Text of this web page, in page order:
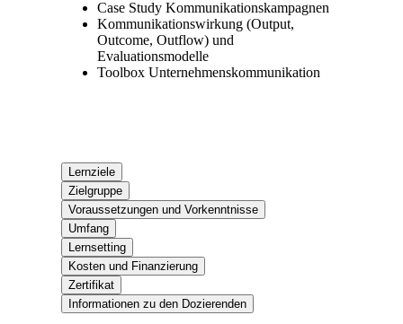
Case Study Kommunikationskampagnen
Kommunikationswirkung (Output,
Outcome, Outflow) und
Evaluationsmodelle
Toolbox Unternehmenskommunikation
Lernziele
Zielgruppe
Voraussetzungen und Vorkenntnisse
Umfang
Lernsetting
Kosten und Finanzierung
Zertifikat
Informationen zu den Dozierenden